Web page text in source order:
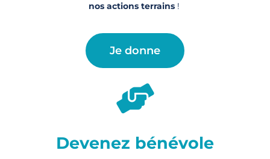
nos actions terrains!
Je donne
Devenez bénévole